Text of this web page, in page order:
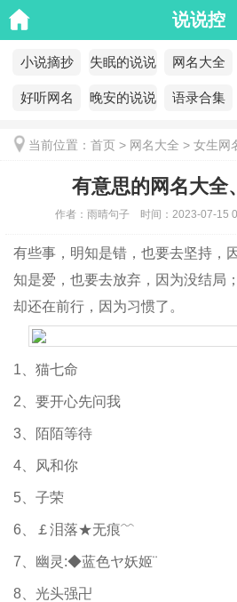
说说控
小说摘抄 失眠的说说 网名大全
好听网名 晚安的说说 语录合集
当前位置： 首页 > 网名大全 > 女生网
有意思的网名大全
作者： 雨晴句子 时间： 2023-07-15
有些事，明知是错，也要去坚持，
知是爱，也要去放弃，因为没结局
却还在前行，因为习惯了。
1、猫七命
2、要开心先问我
3、陌陌等待
4、风和你
5、子荣
6、￡泪落★无痕﹌
7、幽灵:◆蓝色ヤ妖姬¨
8、光头强卍